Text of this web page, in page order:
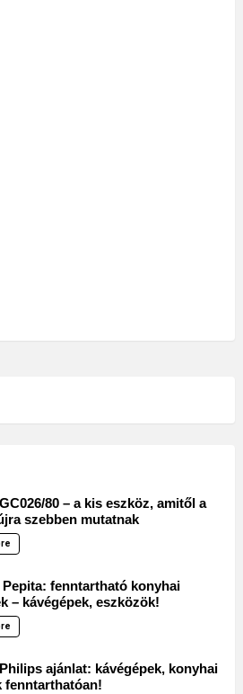
80 – a kis eszköz, amitől a
szebben mutatnak
fenntartható konyhai
– kávégépek, eszközök!
ajánlat: kávégépek, konyhai
fenntarthatóan!